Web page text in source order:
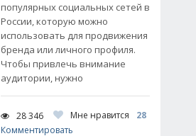
популярных социальных сетей в
России, которую можно
использовать для продвижения
бренда или личного профиля.
Чтобы привлечь внимание
аудитории, нужно
28 346 Мне нравится
28
Комментировать